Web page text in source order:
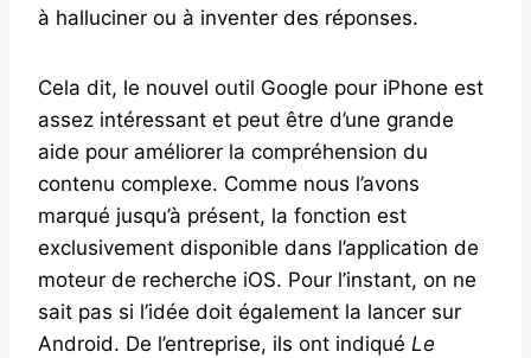
à halluciner ou à inventer des réponses.
Cela dit, le nouvel outil Google pour iPhone est
assez intéressant et peut être d’une grande
aide pour améliorer la compréhension du
contenu complexe. Comme nous l’avons
marqué jusqu’à présent, la fonction est
exclusivement disponible dans l’application de
moteur de recherche iOS. Pour l’instant, on ne
sait pas si l’idée doit également la lancer sur
Android. De l’entreprise, ils ont indiqué Le